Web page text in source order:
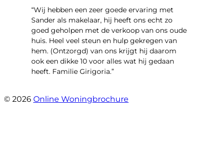
“Wij hebben een zeer goede ervaring met
Sander als makelaar, hij heeft ons echt zo
goed geholpen met de verkoop van ons oude
huis. Heel veel steun en hulp gekregen van
hem. (Ontzorgd) van ons krijgt hij daarom
ook een dikke 10 voor alles wat hij gedaan
heeft. Familie Girigoria.”
© 2026 Online Woningbrochure